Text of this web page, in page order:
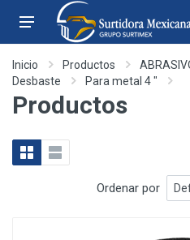
Inicio Productos
Desbaste
Para metal 4 "
Productos
Ordenar por